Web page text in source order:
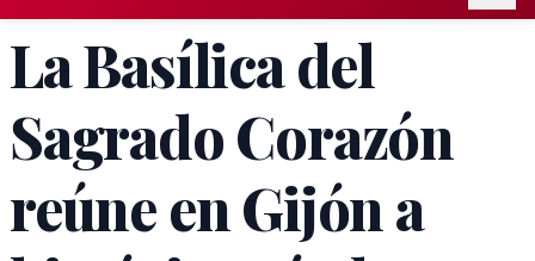
La Basílica del
Sagrado Corazón
reúne en Gijón a